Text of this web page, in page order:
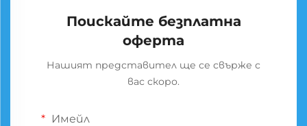
Поискайте безплатна
оферта
Нашият представител ще се свърже с
вас скоро.
Имейл